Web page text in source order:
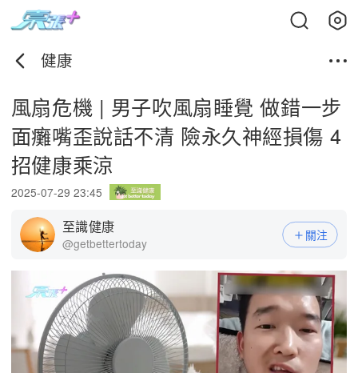
健康
風扇危機 | 男子吹風扇睡覺 做錯一步
面癱嘴歪說話不清 險永久神經損傷 4
招健康乘涼
2025-07-29 23:45
至識健康
@getbettertoday
關注